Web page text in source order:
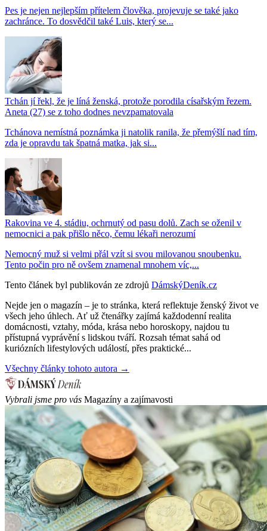
Pes je nejen nejlepším přítelem člověka, projevuje se také jako
zachránce. To dosvědčil také Luis, který se...
Tchán jí řekl, že je líná ženská, protože porodila císařským řezem.
Aneta (27) se z toho dodnes nevzpamatovala
Tchánova nemístná poznámka ji natolik ranila, že přemýšlí nad tím,
zda je opravdu tak špatná matka, jak si...
Rakovina ve 4. stádiu, ochrnutý od pasu dolů. Zach se oženil v
nemocnici a pak přišlo něco, čemu lékaři nerozumí
Nemocný muž si velmi přál vzít si svou milovanou snoubenku.
Tento počin pro ně ovšem znamenal mnohem víc,...
Tento článek byl publikován ze zdrojů DámskýDeník.cz
Nejde jen o magazín – je to stránka, která reflektuje ženský život ve
všech jeho úhlech. Ať už čtenářky zajímá každodenní realita
domácnosti, vztahy, móda, krása nebo horoskopy, najdou tu
přístupná vyprávění s lidskou tváří. Rozsah témat sahá od
kuriózních lifestylových událostí, přes praktické...
Všechny články tohoto autora →
Vybrali jsme pro vás Magazíny a zajímavosti